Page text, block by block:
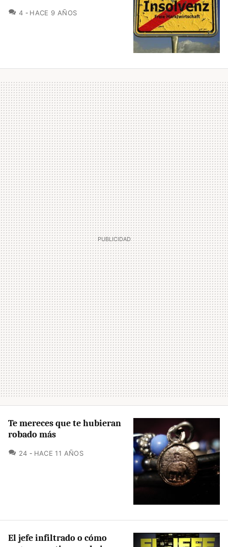
4 COMENTARIOS
HACE 9 AÑOS
Te mereces que te hubieran
robado más
24 COMENTARIOS
HACE 11 AÑOS
El jefe infiltrado o cómo